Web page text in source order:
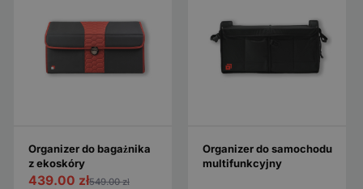
Organizer do bagażnika
z ekoskóry
439.00 zł549.00zł
Organizer do samochodu
multifunkcyjny